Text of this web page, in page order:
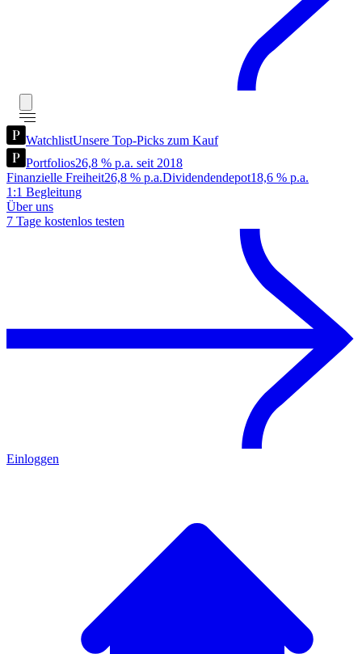
WatchlistUnsere Top-Picks zum Kauf
Portfolios26,8 % p.a. seit 2018
Finanzielle Freiheit26,8 % p.a.Dividendendepot18,6 % p.a.
1:1 Begleitung
Über uns
7 Tage kostenlos testen
Einloggen